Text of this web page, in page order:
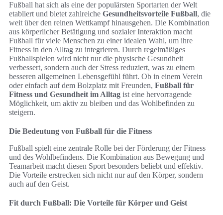
Fußball hat sich als eine der populärsten Sportarten der Welt
etabliert und bietet zahlreiche Gesundheitsvorteile Fußball, die
weit über den reinen Wettkampf hinausgehen. Die Kombination
aus körperlicher Betätigung und sozialer Interaktion macht
Fußball für viele Menschen zu einer idealen Wahl, um ihre
Fitness in den Alltag zu integrieren. Durch regelmäßiges
Fußballspielen wird nicht nur die physische Gesundheit
verbessert, sondern auch der Stress reduziert, was zu einem
besseren allgemeinen Lebensgefühl führt. Ob in einem Verein
oder einfach auf dem Bolzplatz mit Freunden, Fußball für
Fitness und Gesundheit im Alltag ist eine hervorragende
Möglichkeit, um aktiv zu bleiben und das Wohlbefinden zu
steigern.
Die Bedeutung von Fußball für die Fitness
Fußball spielt eine zentrale Rolle bei der Förderung der Fitness
und des Wohlbefindens. Die Kombination aus Bewegung und
Teamarbeit macht diesen Sport besonders beliebt und effektiv.
Die Vorteile erstrecken sich nicht nur auf den Körper, sondern
auch auf den Geist.
Fit durch Fußball: Die Vorteile für Körper und Geist